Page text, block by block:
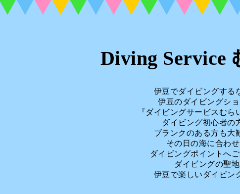
Diving Service
伊豆でダイビングする
伊豆のダイビングシ
『ダイビングサービスむら
ダイビング初心者の
ブランクのある方も大
その日の海に合わせ
ダイビングポイントへご
ダイビングの聖地
伊豆で楽しいダイビン